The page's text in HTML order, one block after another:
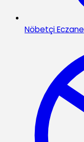
Nöbetçi Eczane